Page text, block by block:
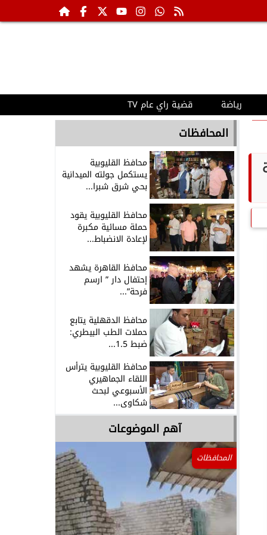
رياضة قضية راي عام TV
المحافظات
محافظ القليوبية
يستكمل جولته الميدانية
بحي شرق شبرا...
محافظ القليوبية يقود
حملة مسائية مكبرة
لإعادة الانضباط...
محافظ القاهرة يشهد
إحتفال دار ” ارسم
فرحة”...
محافظ الدقهلية يتابع
حملات الطب البيطري:
ضبط 1.5...
محافظ القليوبية يترأس
اللقاء الجماهيري
الأسبوعي لبحث
شكاوى...
آهم الموضوعات
المحافظات